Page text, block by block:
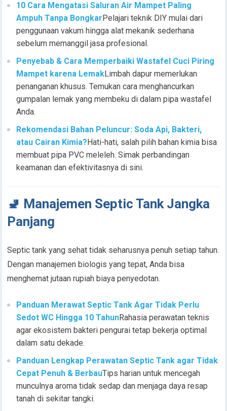
10 Cara Mengatasi Saluran Air Mampet Paling
Ampuh Tanpa BongkarPelajari teknik DIY mulai dari
penggunaan vakum hingga alat mekanik sederhana
sebelum memanggil jasa profesional.
Penyebab & Cara Memperbaiki Wastafel Cuci Piring
Mampet karena LemakLimbah dapur memerlukan
penanganan khusus. Temukan cara menghancurkan
gumpalan lemak yang membeku di dalam pipa wastafel
Anda.
Rekomendasi Bahan Peluncur: Soda Api, Bakteri,
atau Cairan Kimia?Hati-hati, salah pilih bahan kimia bisa
membuat pipa PVC meleleh. Simak perbandingan
keamanan dan efektivitasnya di sini.
🚽 Manajemen Septic Tank Jangka
Panjang
Septic tank yang sehat tidak seharusnya penuh setiap tahun.
Dengan manajemen biologis yang tepat, Anda bisa
menghemat jutaan rupiah biaya penyedotan.
Panduan Merawat Septic Tank Agar Tidak Perlu
Sedot WC Hingga 10 TahunRahasia perawatan teknis
agar ekosistem bakteri pengurai tetap bekerja optimal
dalam satu dekade.
Panduan Lengkap Perawatan Septic Tank agar Tidak
Cepat Penuh & BerbauTips harian untuk mencegah
munculnya aroma tidak sedap dan menjaga daya resap
tanah di sekitar tangki.